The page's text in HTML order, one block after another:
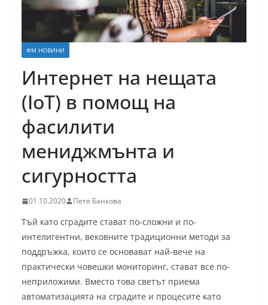
ФМ НОВИНИ
Интернет на нещата
(IoT) в помощ на
фасилити
мениджмънта и
сигурността
01.10.2020 Петя Банкова
Тъй като сградите стават по-сложни и по-
интелигентни, вековните традиционни методи за
поддръжка, които се основават най-вече на
практически човешки мониторинг, стават все по-
неприложими. Вместо това светът приема
автоматизацията на сградите и процесите като